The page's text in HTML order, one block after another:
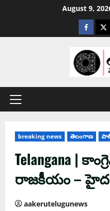
August 9,
breaking news తెలంగాణ
Telangana |
రాజకీయం –
aakerutelugunews